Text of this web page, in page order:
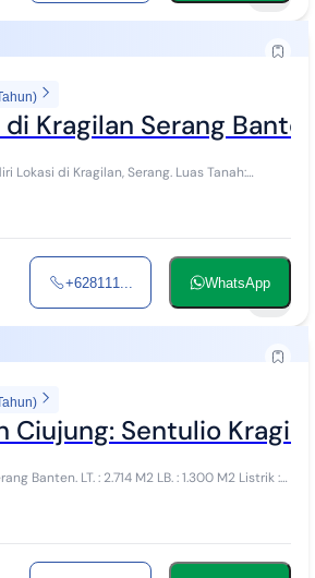
Kragilan Serang Banten.
+628111... WhatsApp
Sentulio
: 1.300 M2 Listrik :